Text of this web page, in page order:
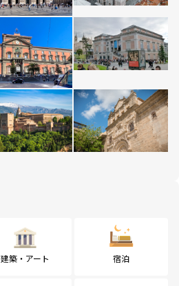
建築・アート 宿泊